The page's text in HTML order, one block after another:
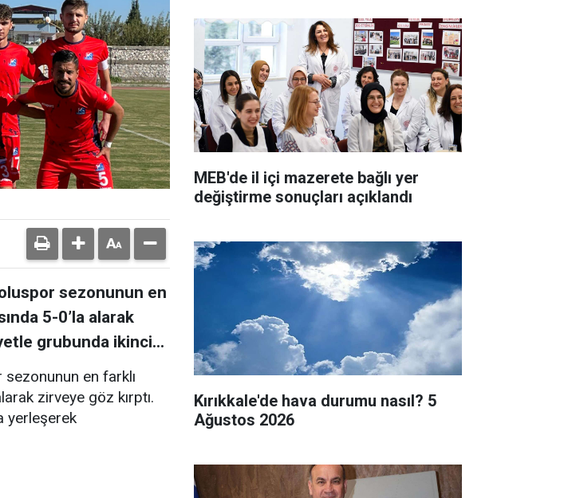
sezonunun en
5-0’la alarak
grubunda ikinci...
en farklı
zirveye göz kırptı.
yerleşerek
MEB'de il içi mazerete bağlı yer
değiştirme sonuçları açıklandı
Kırıkkale'de hava durumu nasıl? 5
Ağustos 2026